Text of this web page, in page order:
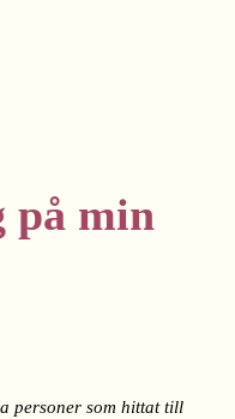
på min
personer som hittat till